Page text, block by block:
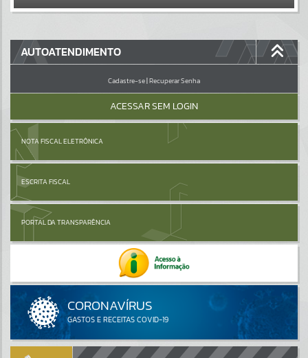
Por favor, aguarde...
GALERIAS
Por favor, aguarde...
AUTOATENDIMENTO
Cadastre-se|Recuperar Senha
ACESSAR SEM LOGIN
NOTA FISCAL ELETRÔNICA
ESCRITA FISCAL
PORTAL DA TRANSPARÊNCIA